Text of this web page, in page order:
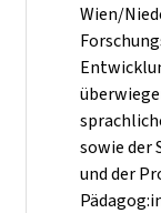
Wien/
sowie der
und der